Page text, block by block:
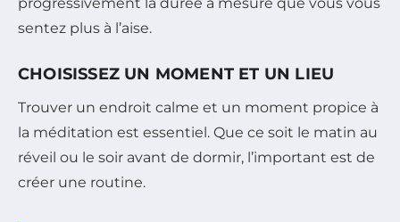
sentez plus à l’aise.
CHOISISSEZ UN MOMENT ET UN LIEU
Trouver un endroit calme et un moment propice à
la méditation est essentiel. Que ce soit le matin au
réveil ou le soir avant de dormir, l’important est de
créer une routine.